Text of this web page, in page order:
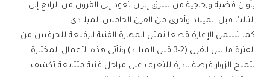
بأوان فضية وزجاجية من شرق إيران تعود إلى القرون من الرابع إلى
الثالث قبل الميلاد وأخرى من القرن الخامس الميلادي.
كما تشمل الإعارة قطعا تمثل المهارة الفنية الرفيعة للحرفيين من
الفترة ما بين القرن (2-3 قبل الميلاد) وتأتي هذه الأعمال المختارة
لتمنح الزوار فرصة نادرة للتعرف على مراحل فنية متتابعة تكشف